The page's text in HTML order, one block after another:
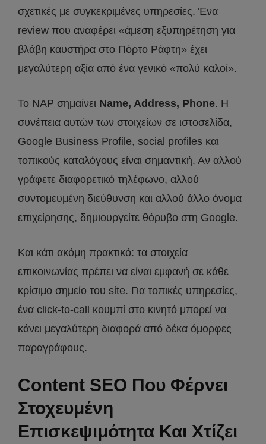
σχετικές με συγκεκριμένες υπηρεσίες. Ένα
review που αναφέρει «άμεση εξυπηρέτηση για
βλάβη καυστήρα στο Πόρτο Ράφτη» έχει
μεγαλύτερη αξία από ένα γενικό «πολύ καλοί».
Το NAP σημαίνει Name, Address, Phone. Η
συνέπεια αυτών των στοιχείων σε ιστοσελίδα,
Google Business Profile, social profiles και
τοπικούς καταλόγους είναι σημαντική. Αν αλλού
γράφετε διαφορετικό τηλέφωνο, αλλού
συντομευμένη διεύθυνση και αλλού άλλο όνομα
επιχείρησης, δημιουργείτε θόρυβο στη Google.
Και κάτι ακόμη πρακτικό: τα στοιχεία
επικοινωνίας πρέπει να είναι εμφανή σε κάθε
κρίσιμο σημείο του site. Για τοπικές υπηρεσίες,
ένα click-to-call κουμπί στο κινητό μπορεί να
κάνει μεγαλύτερη διαφορά από δέκα όμορφες
παραγράφους.
Content SEO Που Φέρνει
Στοχευμένη
Επισκεψιμότητα Και Χτίζει